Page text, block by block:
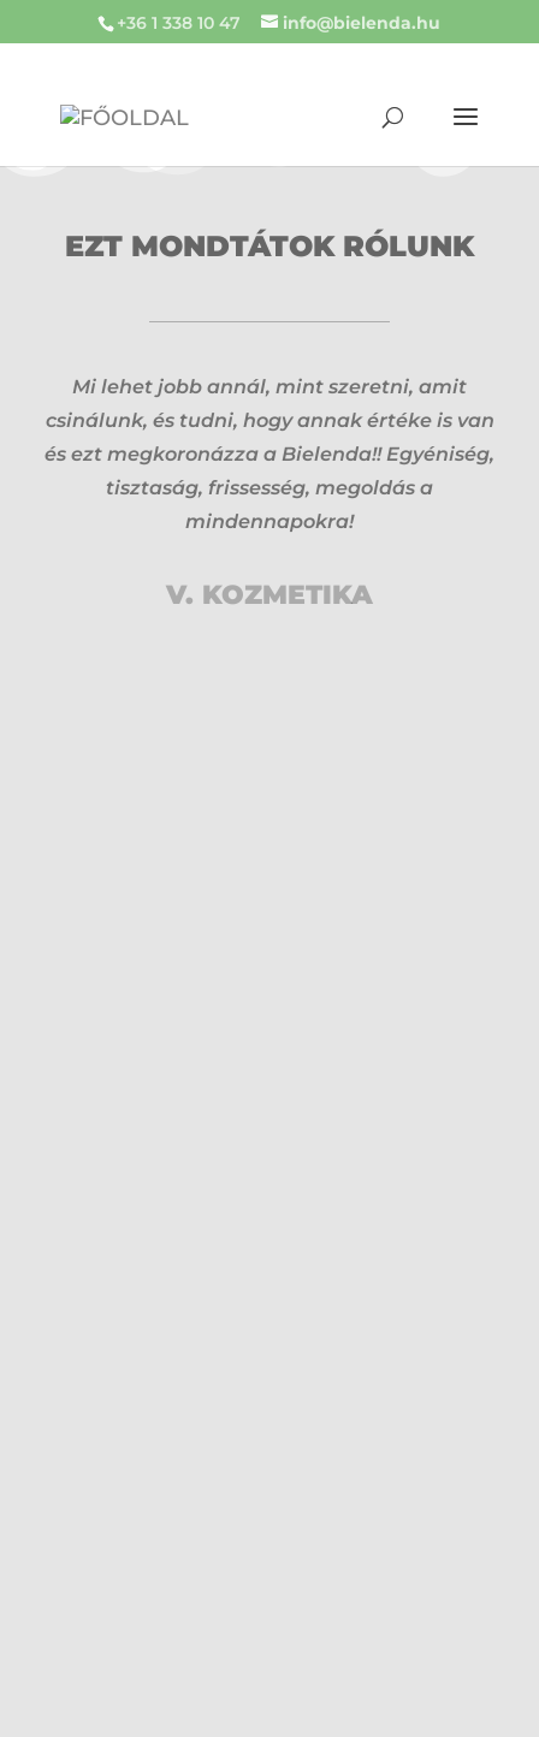
+36 1 338 10 47 info@bielenda.hu
EZT MONDTÁTOK RÓLUNK
Mi lehet jobb annál, mint szeretni, amit
csinálunk, és tudni, hogy annak értéke is van
és ezt megkoronázza a Bielenda!! Egyéniség,
tisztaság, frissesség, megoldás a
mindennapokra!
V. KOZMETIKA